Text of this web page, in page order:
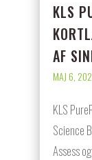
KLS
AF
MAJ 6,
KLS
Science
Assess